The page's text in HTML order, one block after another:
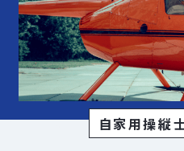
自家用操縦